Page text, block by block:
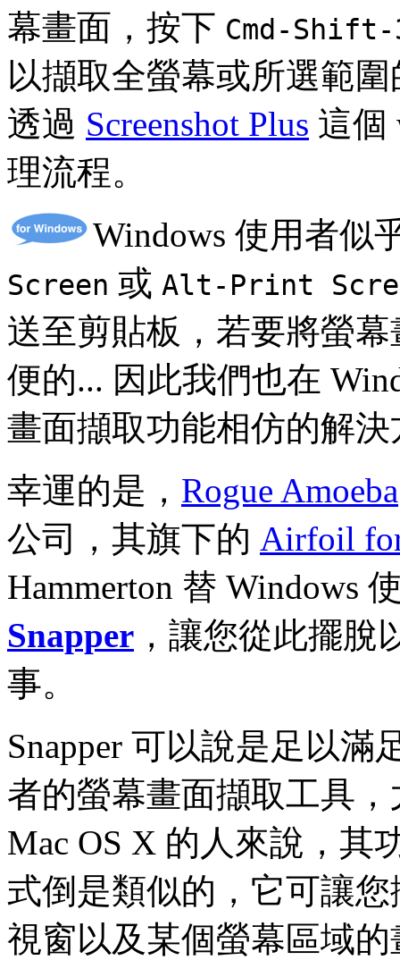
幕畫面，按下 Cmd-Shift-
以擷取全螢幕或所選範
透過 Screenshot Plus 這個
理流程。
Windows 使用者似
Screen 或 Alt-Print
送至剪貼板，若要將螢
便的... 因此我們也在
畫面擷取功能相仿的解決
幸運的是， Rogue Amoeba
公司，其旗下的 Airfoil
Hammerton 替 Windows
Snapper ，讓您從此擺脫
事。
Snapper 可以說是足以滿
者的螢幕畫面擷取工具
Mac OS X 的人來說，其
式倒是類似的，它可讓
視窗以及某個螢幕區域